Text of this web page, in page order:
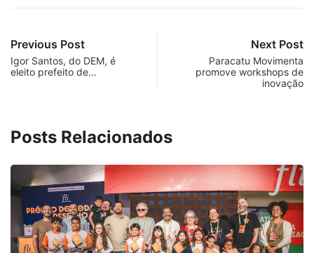
Previous Post
Igor Santos, do DEM, é
eleito prefeito de…
Next Post
Paracatu Movimenta
promove workshops de
inovação
Posts Relacionados